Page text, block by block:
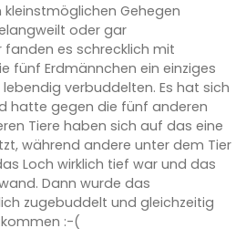
kleinstmöglichen Gehegen
oder gar
fanden es schrecklich mit
fünf Erdmännchen ein einziges
verbuddelten. Es hat sich
hatte gegen die fünf anderen
Tiere haben sich auf das eine
während andere unter dem Tier
Loch wirklich tief war und das
Dann wurde das
zugebuddelt und gleichzeitig
:-(